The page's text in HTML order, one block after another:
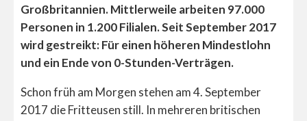
Großbritannien. Mittlerweile arbeiten 97.000
Personen in 1.200 Filialen. Seit September 2017
wird gestreikt: Für einen höheren Mindestlohn
und ein Ende von 0-Stunden-Verträgen.
Schon früh am Morgen stehen am 4. September
2017 die Fritteusen still. In mehreren britischen